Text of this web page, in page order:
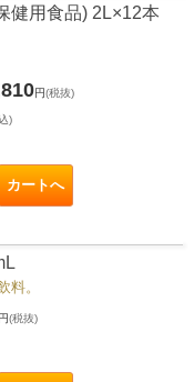
健用食品) 2L×12本
円(税抜)
)
カートへ
料。
円(税抜)